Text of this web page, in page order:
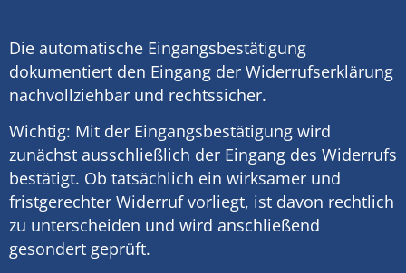
Die automatische Eingangsbestätigung
dokumentiert den Eingang der Widerrufserklärung
nachvollziehbar und rechtssicher.
Wichtig: Mit der Eingangsbestätigung wird
zunächst ausschließlich der Eingang des Widerrufs
bestätigt. Ob tatsächlich ein wirksamer und
fristgerechter Widerruf vorliegt, ist davon rechtlich
zu unterscheiden und wird anschließend
gesondert geprüft.